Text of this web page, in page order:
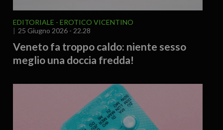
EDITORIALE
EROTICO VICENTINO
25 Giugno 2026 - 22.28
Veneto fa troppo caldo: niente sesso
meglio una doccia fredda!